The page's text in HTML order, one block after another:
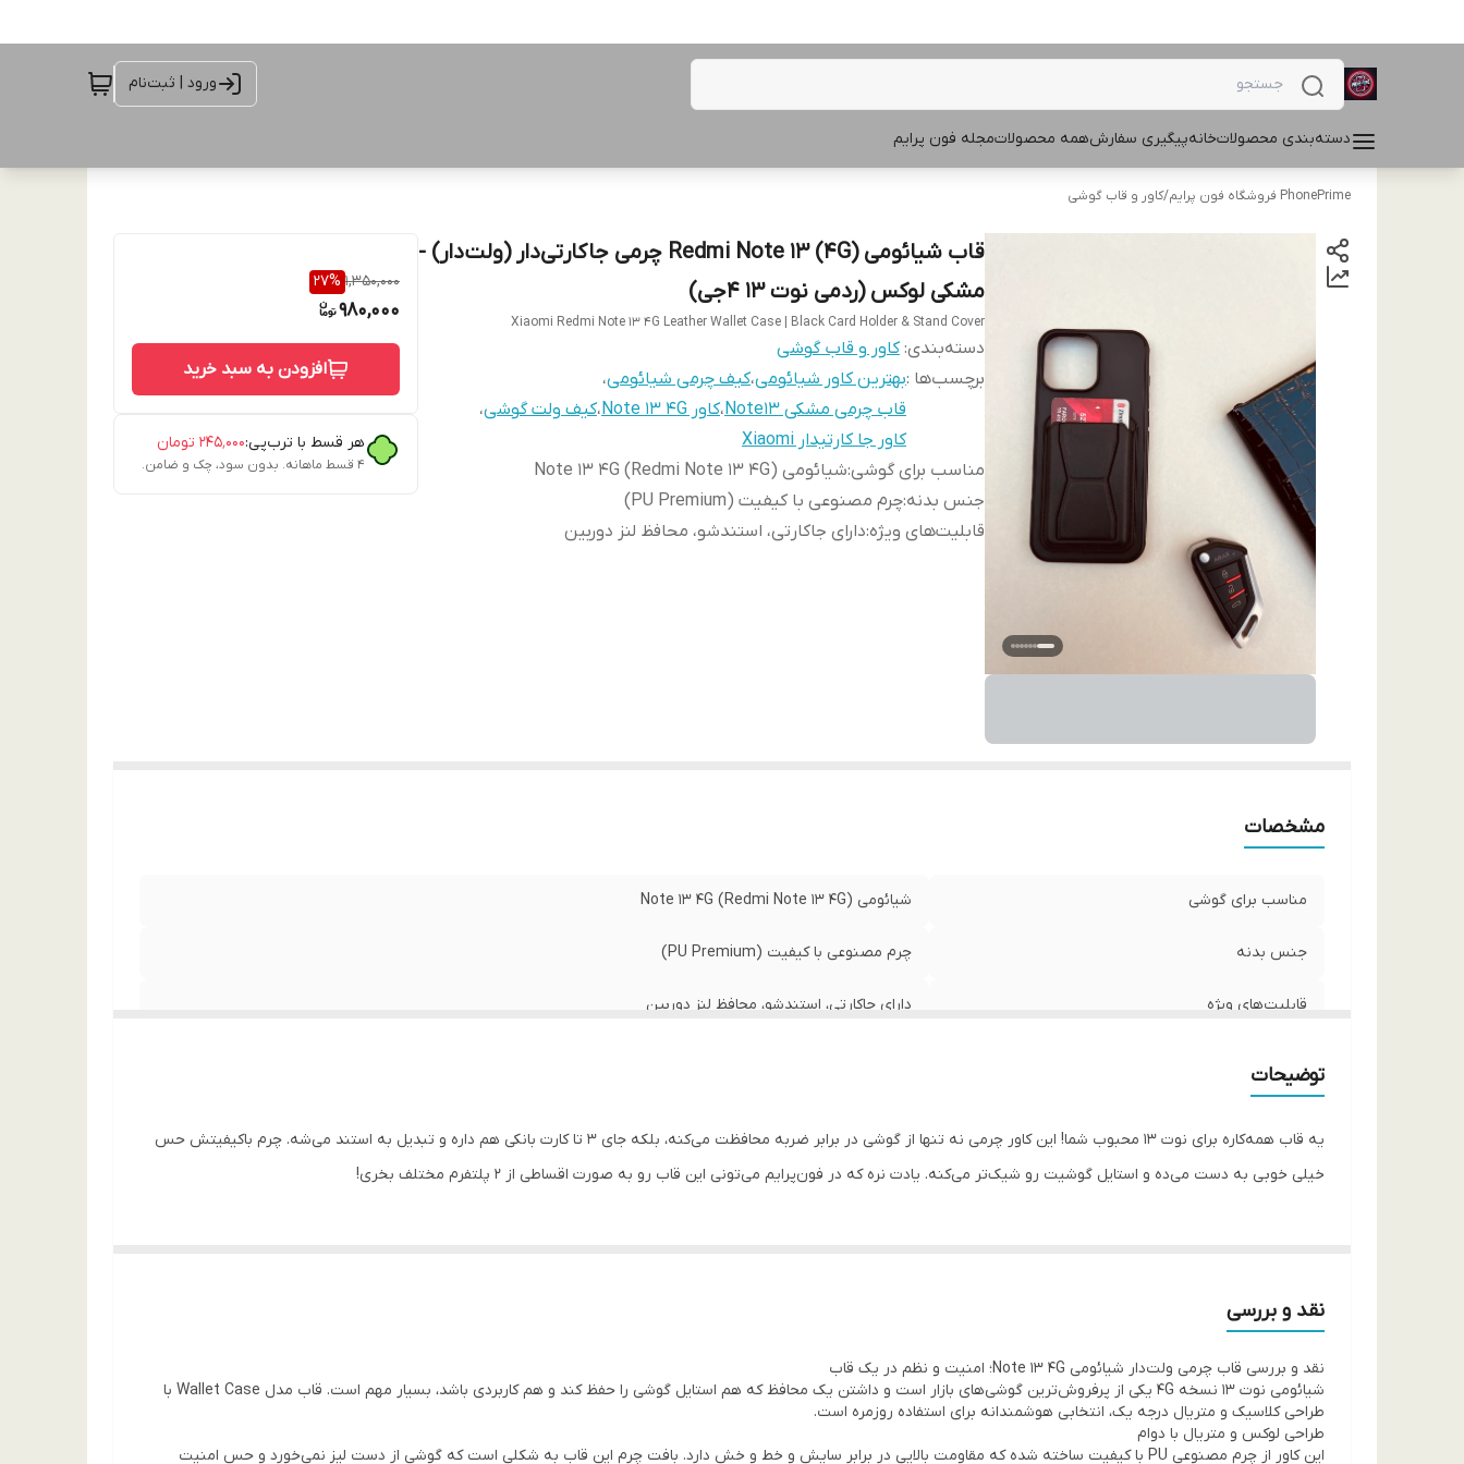
ورود | ثبت‌نام
دسته‌بندی محصولاتخانهپیگیری سفارشهمه محصولاتمجله فون پرایم
PhonePrime فروشگاه فون پرایم /کاور و قاب گوشی
قاب شیائومی Redmi Note 13 (4G) چرمی جاکارتی‌دار (ولت‌دار) -
مشکی لوکس (ردمی نوت 13 4جی)
Xiaomi Redmi Note 13 4G Leather Wallet Case | Black Card Holder & Stand Cover
دسته‌بندی:کاور و قاب گوشی
برچسب‌ها :بهترین کاور شیائومی،کیف چرمی شیائومی،
قاب چرمی مشکی Note13
،کاور Note 13 4G ،کیف ولت گوشی،
کاور جا کارتیدار Xiaomi
مناسب برای گوشی:شیائومی Note 13 4G (Redmi Note 13 4G)
جنس بدنه:چرم مصنوعی با کیفیت (PU Premium)
قابلیت‌های ویژه:دارای جاکارتی، استندشو، محافظ لنز دوربین
1,350,000
27%
980,000
افزودن به سبد خرید
هر قسط با ترب‌پی:۲۴۵٬۰۰۰ تومان
۴ قسط ماهانه. بدون سود، چک و ضامن.
مشخصات
مناسب برای گوشی شیائومی Note 13 4G (Redmi Note 13 4G)
جنس بدنه چرم مصنوعی با کیفیت (PU Premium)
قابلیت‌های ویژه دارای جاکارتی، استندشو، محافظ لنز دوربین
توضیحات
یه قاب همه‌کاره برای نوت ۱۳ محبوب شما! این کاور چرمی نه تنها از گوشی در برابر ضربه محافظت می‌کنه، بلکه جای ۳ تا کارت بانکی هم داره و تبدیل به استند می‌شه. چرم باکیفیتش حس
خیلی خوبی به دست می‌ده و استایل گوشیت رو شیک‌تر می‌کنه. یادت نره که در فون‌پرایم می‌تونی این قاب رو به صورت اقساطی از ۲ پلتفرم مختلف بخری!
نقد و بررسی
نقد و بررسی قاب چرمی ولت‌دار شیائومی Note 13 4G؛ امنیت و نظم در یک قاب
شیائومی نوت ۱۳ نسخه 4G یکی از پرفروش‌ترین گوشی‌های بازار است و داشتن یک محافظ که هم استایل گوشی را حفظ کند و هم کاربردی باشد، بسیار مهم است. قاب مدل Wallet Case با
طراحی کلاسیک و متریال درجه یک، انتخابی هوشمندانه برای استفاده روزمره است.
طراحی لوکس و متریال با دوام
این کاور از چرم مصنوعی PU با کیفیت ساخته شده که مقاومت بالایی در برابر سایش و خط و خش دارد. بافت چرم این قاب به شکلی است که گوشی از دست لیز نمی‌خورد و حس امنیت